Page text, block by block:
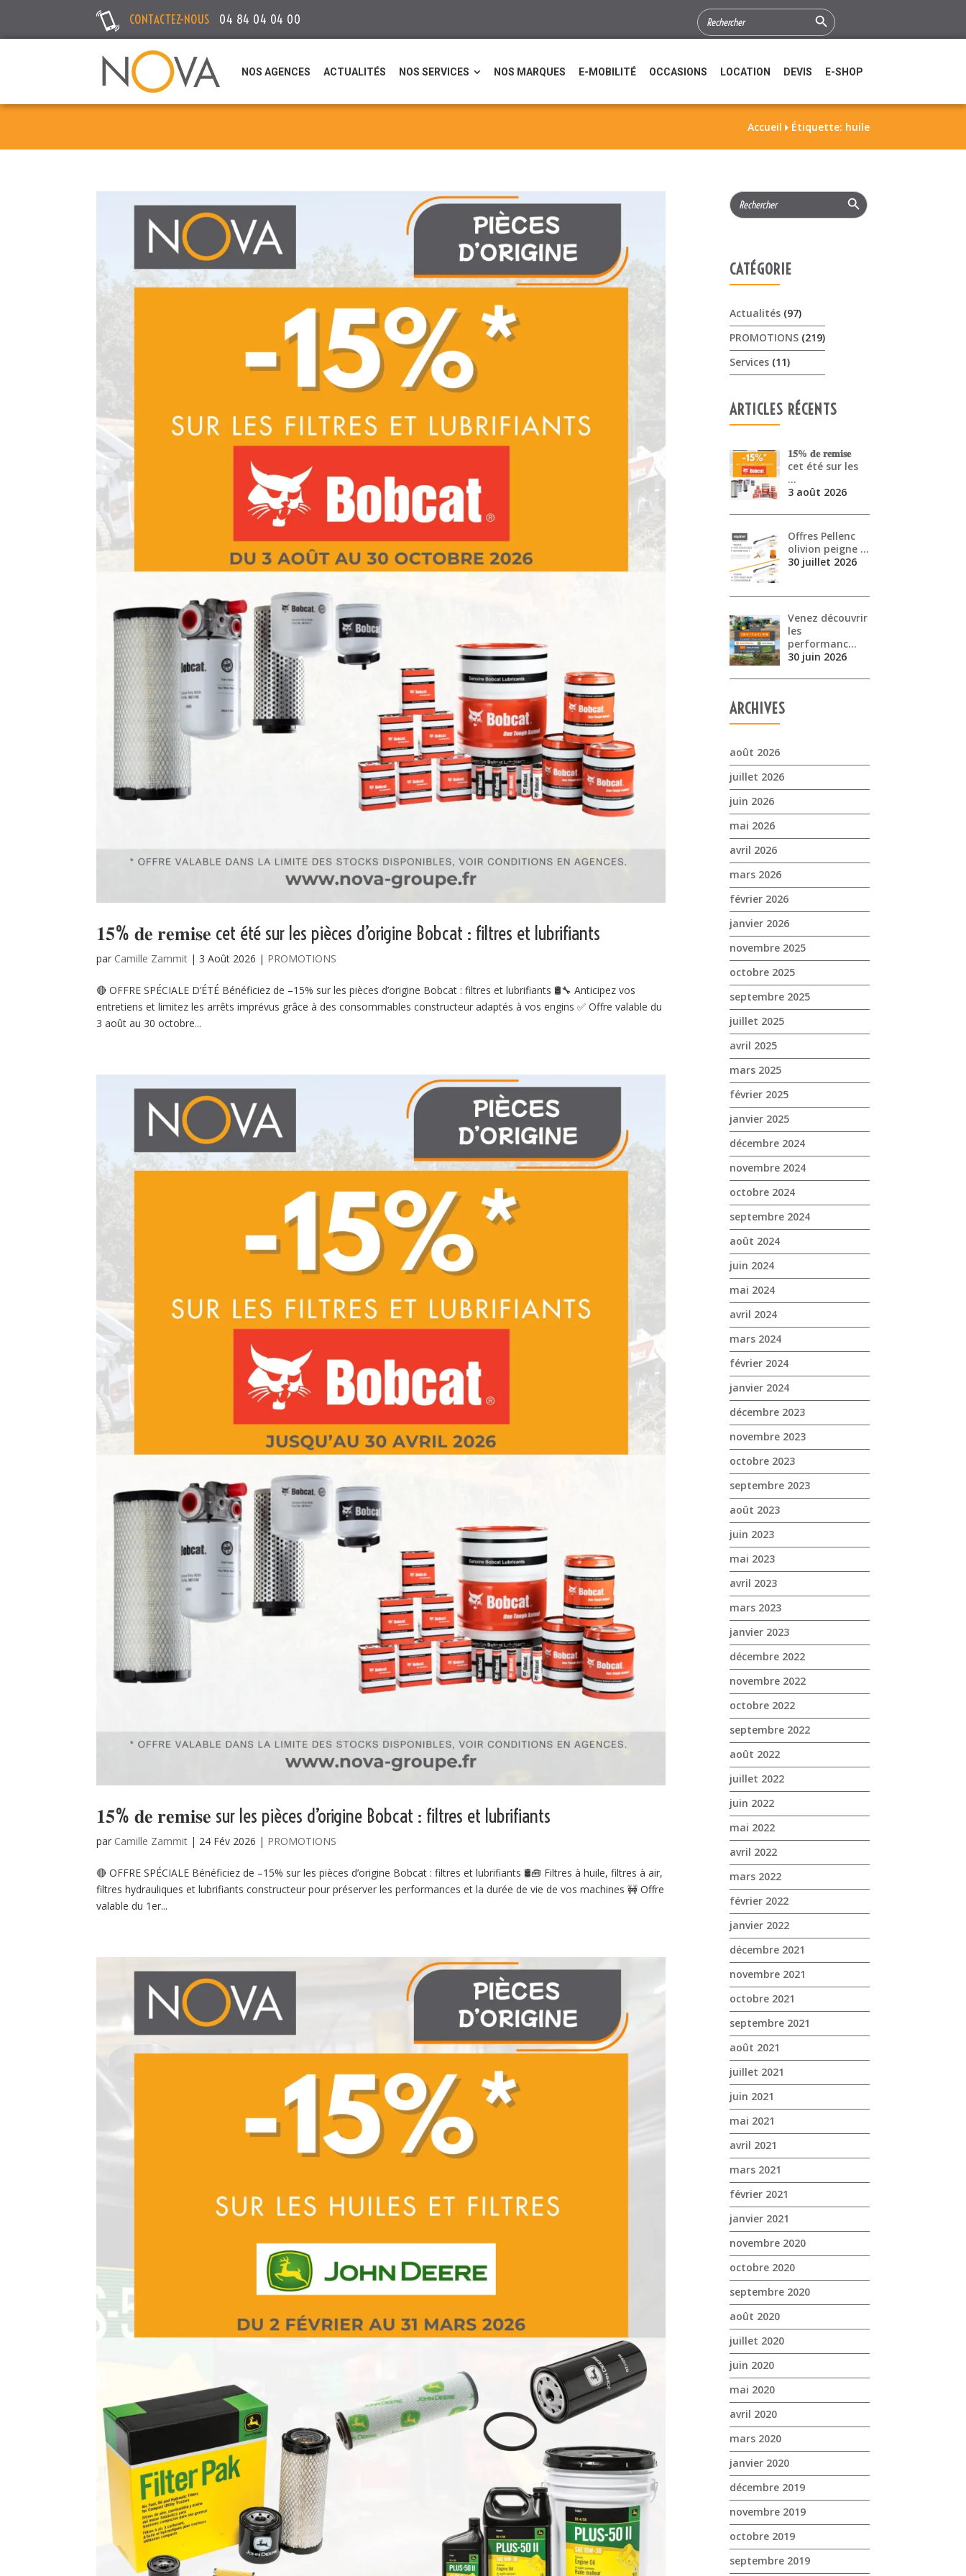
CONTACTEZ-NOUS 04 84 04 04 00
SEARCH
FOR:
Search Button
NOS AGENCES ACTUALITÉS NOS SERVICES NOS MARQUES E-MOBILITÉ OCCASIONS LOCATION DEVIS E-SHOP
Accueil  Étiquette: huile
𝟏𝟓% 𝐝𝐞 𝐫𝐞𝐦𝐢𝐬𝐞 cet été sur les pièces d’origine Bobcat : filtres et lubrifiants
par Camille Zammit | 3 Août 2026 | PROMOTIONS
🔴 OFFRE SPÉCIALE D’ÉTÉ Bénéficiez de –15% sur les pièces d’origine Bobcat : filtres et lubrifiants 🛢️🔧 Anticipez vos
entretiens et limitez les arrêts imprévus grâce à des consommables constructeur adaptés à vos engins ✅ Offre valable du
3 août au 30 octobre...
𝟏𝟓% 𝐝𝐞 𝐫𝐞𝐦𝐢𝐬𝐞 sur les pièces d’origine Bobcat : filtres et lubrifiants
par Camille Zammit | 24 Fév 2026 | PROMOTIONS
🔴 OFFRE SPÉCIALE Bénéficiez de –15% sur les pièces d’origine Bobcat : filtres et lubrifiants 🛢️🧰 Filtres à huile, filtres à air,
filtres hydrauliques et lubrifiants constructeur pour préserver les performances et la durée de vie de vos machines 🚧 Offre
valable du 1er...
Search
for:
Search Button
CATÉGORIE
Actualités (97)
PROMOTIONS (219)
Services (11)
ARTICLES RÉCENTS
𝟏𝟓% 𝐝𝐞 𝐫𝐞𝐦𝐢𝐬𝐞
cet été sur les
…
3 août 2026
Offres Pellenc
olivion peigne …
30 juillet 2026
Venez découvrir
les
performanc…
30 juin 2026
ARCHIVES
août 2026
juillet 2026
juin 2026
mai 2026
avril 2026
mars 2026
février 2026
janvier 2026
novembre 2025
octobre 2025
septembre 2025
juillet 2025
avril 2025
mars 2025
février 2025
janvier 2025
décembre 2024
novembre 2024
octobre 2024
septembre 2024
août 2024
juin 2024
mai 2024
avril 2024
mars 2024
février 2024
janvier 2024
décembre 2023
novembre 2023
octobre 2023
septembre 2023
août 2023
juin 2023
mai 2023
avril 2023
mars 2023
janvier 2023
décembre 2022
novembre 2022
octobre 2022
septembre 2022
août 2022
juillet 2022
juin 2022
mai 2022
avril 2022
mars 2022
février 2022
janvier 2022
décembre 2021
novembre 2021
octobre 2021
septembre 2021
août 2021
juillet 2021
juin 2021
mai 2021
avril 2021
mars 2021
février 2021
janvier 2021
novembre 2020
octobre 2020
septembre 2020
août 2020
juillet 2020
juin 2020
mai 2020
avril 2020
mars 2020
janvier 2020
décembre 2019
novembre 2019
octobre 2019
septembre 2019